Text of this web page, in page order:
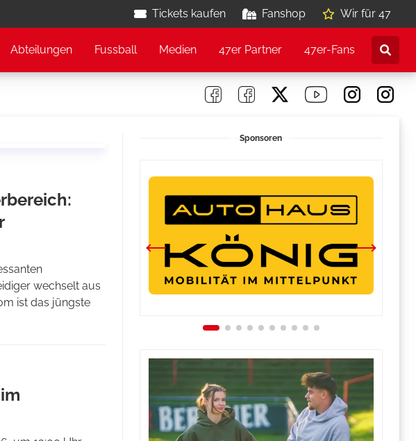
Tickets kaufen Fanshop Wir für 47
Abteilungen Fussball Medien 47er Partner 47er-Fans
wechselt aus
ist das jüngste
Sponsoren